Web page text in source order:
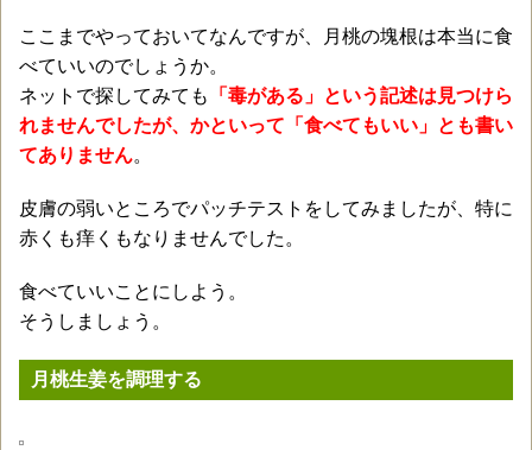
ここまでやっておいてなんですが、月桃の塊根は本当に食
べていいのでしょうか。
ネットで探してみても
「毒がある」という記述は見つけら
れませんでしたが、かといって「食べてもいい」とも書い
てありません。
皮膚の弱いところでパッチテストをしてみましたが、特に
赤くも痒くもなりませんでした。
食べていいことにしよう。
そうしましょう。
月桃生姜を調理する